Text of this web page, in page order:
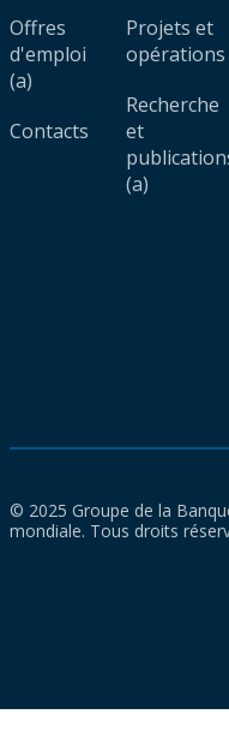
Offres
d'emploi
(a)
Contacts
Projets et
opérations
Recherche
et
(a)
© 2025 Groupe de la
mondiale. Tous droits